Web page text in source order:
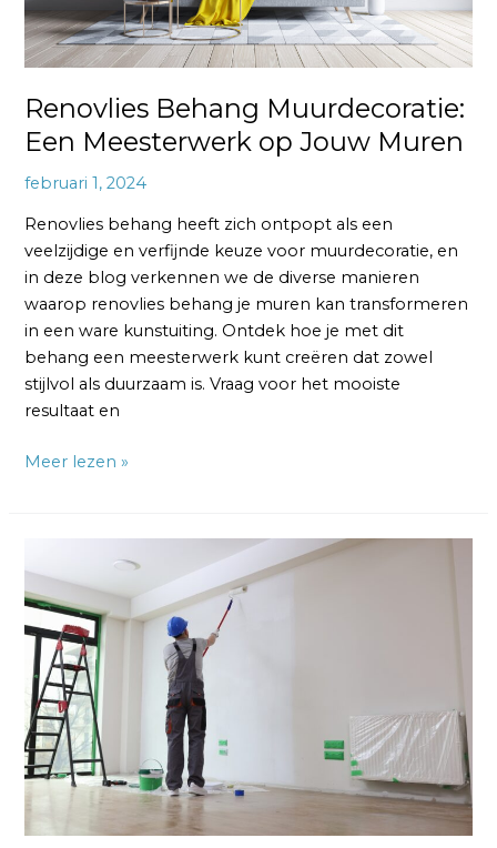
Renovlies Behang Muurdecoratie:
Een Meesterwerk op Jouw Muren
februari 1, 2024
Renovlies behang heeft zich ontpopt als een
veelzijdige en verfijnde keuze voor muurdecoratie, en
in deze blog verkennen we de diverse manieren
waarop renovlies behang je muren kan transformeren
in een ware kunstuiting. Ontdek hoe je met dit
behang een meesterwerk kunt creëren dat zowel
stijlvol als duurzaam is. Vraag voor het mooiste
resultaat en
Muren
Meer lezen »
Behang
Soorten:
Een
Gids
voor
een
Verfrissende
Muurtransformatie